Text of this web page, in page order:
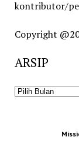
kontributor/
Copyright
ARSIP
ARSIP